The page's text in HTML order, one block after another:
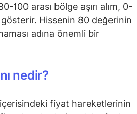
100 arası bölge aşırı alım, 0-
gösterir. Hissenin 80 değerinin
adına önemli bir
nedir?
fiyat hareketlerinin